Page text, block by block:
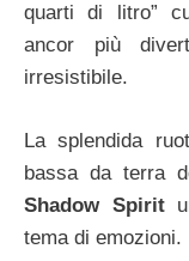
quarti di litro”
ancor più
irresistibile.
La splendida
bassa da terra
Shadow Spirit
tema di emozioni.